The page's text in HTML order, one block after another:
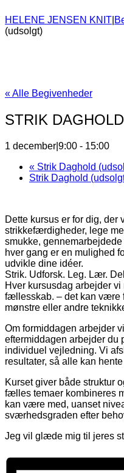
HELENE JENSEN KNIT
(udsolgt)
« Alle Begivenheder
STRIK
1 december|9:00 - 15:00
« Strik Daghold
Strik Daghold
Dette kursus er for dig, der
strikkefærdigheder, lege
smukke,
hver gang er en mulighed
udvikle dine idéer.
Strik. Udforsk. Leg. Lær.
Hver kursusdag arbejder
fællesskab. – det kan være
mønstre eller andre
Om formiddagen arbejder
eftermiddagen arbejder du
individuel vejledning. Vi
resultater, så alle kan
Kurset giver både struktur
fælles temaer kombineres
kan være med, uanset
sværhedsgraden efter
Jeg vil glæde mig til jeres